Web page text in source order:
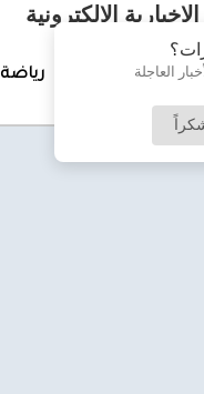
العاجلة
الالكترونية
جرائم وحوادث رياضة